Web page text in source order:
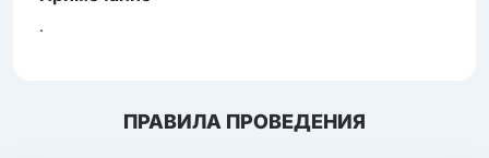
.
ПРАВИЛА ПРОВЕДЕНИЯ